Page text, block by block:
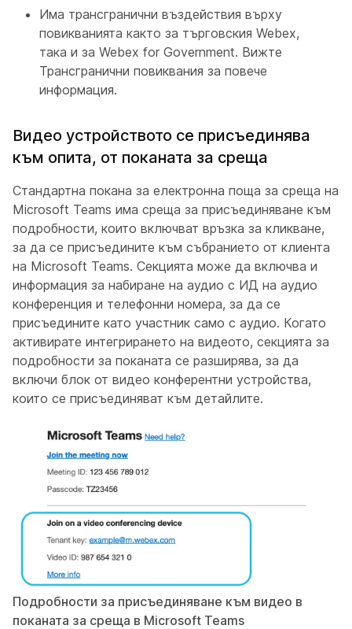
Има трансгранични въздействия върху
повикванията както за търговския Webex,
така и за Webex for Government. Вижте
Трансгранични повиквания за повече
информация.
Видео устройството се присъединява
към опита, от поканата за среща
Стандартна покана за електронна поща за среща на
Microsoft Teams има среща за присъединяване към
подробности, които включват връзка за кликване,
за да се присъедините към събранието от клиента
на Microsoft Teams. Секцията може да включва и
информация за набиране на аудио с ИД на аудио
конференция и телефонни номера, за да се
присъедините като участник само с аудио. Когато
активирате интегрирането на видеото, секцията за
подробности за поканата се разширява, за да
включи блок от видео конферентни устройства,
които се присъединяват към детайлите.
Подробности за присъединяване към видео в
поканата за среща в Microsoft Teams